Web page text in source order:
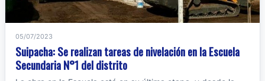
05/07/2023
Suipacha: Se realizan tareas de nivelación en la Escuela
Secundaria N°1 del distrito